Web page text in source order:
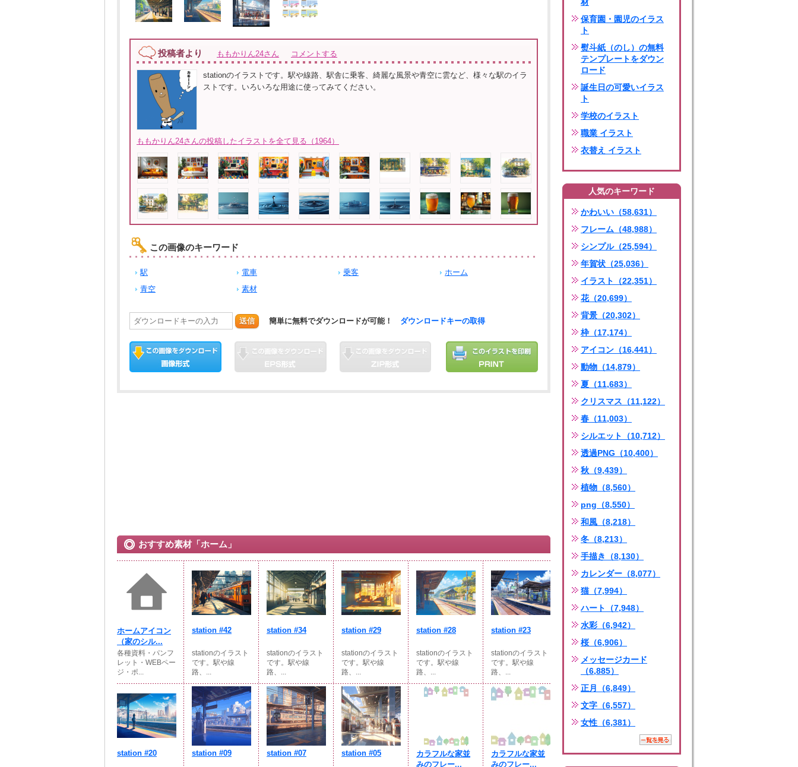
投稿者より ももかりん24さん コメントする
stationのイラストです。駅や線路、駅舎に乗客、綺麗な風景や青空に雲など、様々な駅のイラ
ストです。いろいろな用途に使ってみてください。
ももかりん24さんの投稿したイラストを全て見る（1964）
この画像のキーワード
駅 電車 乗客
ホーム
青空
素材
送信 簡単に無料でダウンロードが可能！ ダウンロードキーの取得
おすすめ素材「ホーム」
ホームアイコン
（家のシル...
各種資料・パンフ
レット・WEBペー
ジ・ポ...
station #42
stationのイラスト
です。駅や線
路、...
station #34
stationのイラスト
です。駅や線
路、...
station #29
stationのイラスト
です。駅や線
路、...
station #28
stationのイラスト
です。駅や線
路、...
station #23
stationのイラスト
です。駅や線
路、...
station #20 station #09 station #07 station #05
カラフルな家並
みのフレー...
カラフルな家並
みのフレー...
保育園・園児のイラス
ト
熨斗紙（のし）の無料
テンプレートをダウン
ロード
誕生日の可愛いイラス
ト
学校のイラスト
職業 イラスト
衣替え イラスト
人気のキーワード
かわいい（58,631）
フレーム（48,988）
シンプル（25,594）
年賀状（25,036）
イラスト（22,351）
花（20,699）
背景（20,302）
枠（17,174）
アイコン（16,441）
動物（14,879）
夏（11,683）
クリスマス（11,122）
春（11,003）
シルエット（10,712）
透過PNG（10,400）
秋（9,439）
植物（8,560）
png（8,550）
和風（8,218）
冬（8,213）
手描き（8,130）
カレンダー（8,077）
猫（7,994）
ハート（7,948）
水彩（6,942）
桜（6,906）
メッセージカード
（6,885）
正月（6,849）
文字（6,557）
女性（6,381）